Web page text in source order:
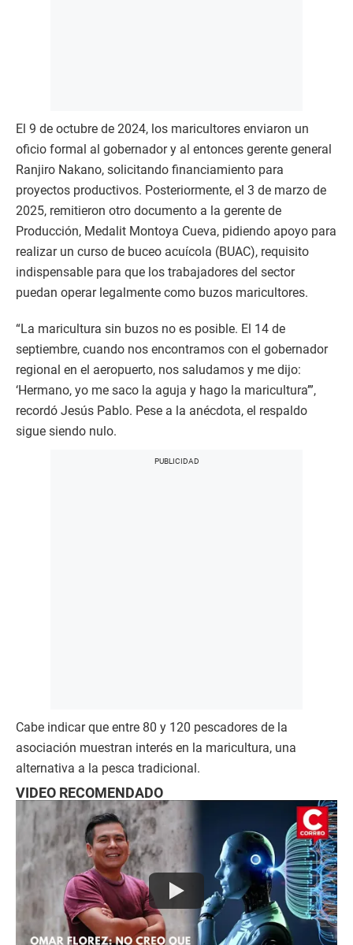
El 9 de octubre de 2024, los maricultores enviaron un
oficio formal al gobernador y al entonces gerente general
Ranjiro Nakano, solicitando financiamiento para
proyectos productivos. Posteriormente, el 3 de marzo de
2025, remitieron otro documento a la gerente de
Producción, Medalit Montoya Cueva, pidiendo apoyo para
realizar un curso de buceo acuícola (BUAC), requisito
indispensable para que los trabajadores del sector
puedan operar legalmente como buzos maricultores.
“La maricultura sin buzos no es posible. El 14 de
septiembre, cuando nos encontramos con el gobernador
regional en el aeropuerto, nos saludamos y me dijo:
‘Hermano, yo me saco la aguja y hago la maricultura’”,
recordó Jesús Pablo. Pese a la anécdota, el respaldo
sigue siendo nulo.
Cabe indicar que entre 80 y 120 pescadores de la
asociación muestran interés en la maricultura, una
alternativa a la pesca tradicional.
VIDEO RECOMENDADO